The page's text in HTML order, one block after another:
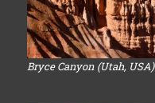
Bryce Canyon (Utah, USA)